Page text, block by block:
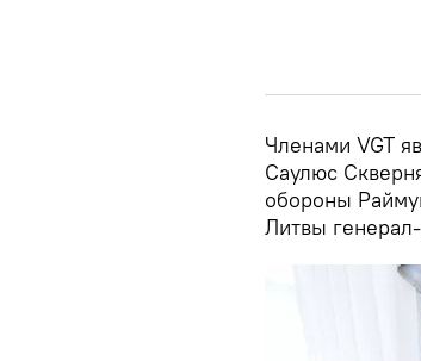
Членами VGT
Саулюс
обороны
Литвы